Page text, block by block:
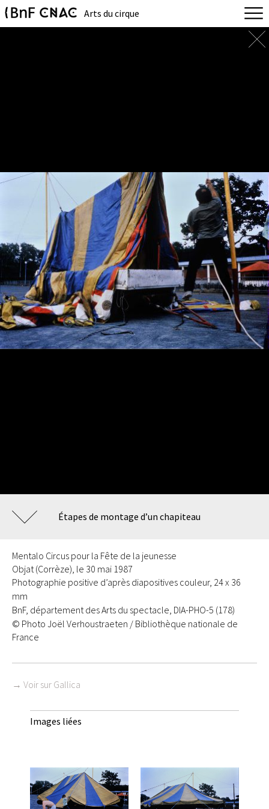
Arts du cirque
Étapes de montage d’un chapiteau
Mentalo Circus pour la Fête de la jeunesse
Objat (Corrèze), le 30 mai 1987
Photographie positive d’après diapositives couleur, 24 x 36
mm
BnF, département des Arts du spectacle, DIA-PHO-5 (178)
© Photo Joël Verhoustraeten / Bibliothèque nationale de
France
→ Voir sur Gallica
Images liées